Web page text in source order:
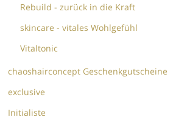
Rebuild - zurück in die Kraft
skincare - vitales Wohlgefühl
Vitaltonic
chaoshairconcept Geschenkgutscheine
exclusive
Initialiste